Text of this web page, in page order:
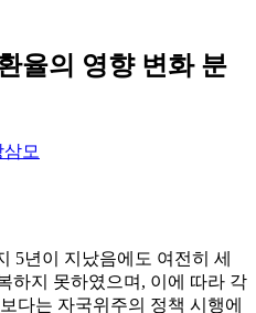
율의 영향 변화 분
삼모
5년이 지났음에도 여전히 세
하지 못하였으며, 이에 따라 각
다는 자국위주의 정책 시행에